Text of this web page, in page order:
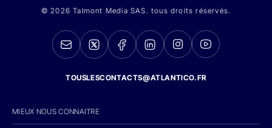
© 2026 Talmont Media SAS. tous droits réservés.
TOUSLESCONTACTS@ATLANTICO.FR
MIEUX NOUS CONNAITRE